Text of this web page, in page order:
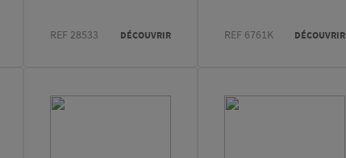
REF 28533 DÉCOUVRIR REF 6761K DÉCOUVRIR